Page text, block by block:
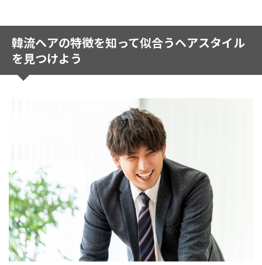
韓流ヘアの特徴を知って似合うヘアスタイル
を見つけよう